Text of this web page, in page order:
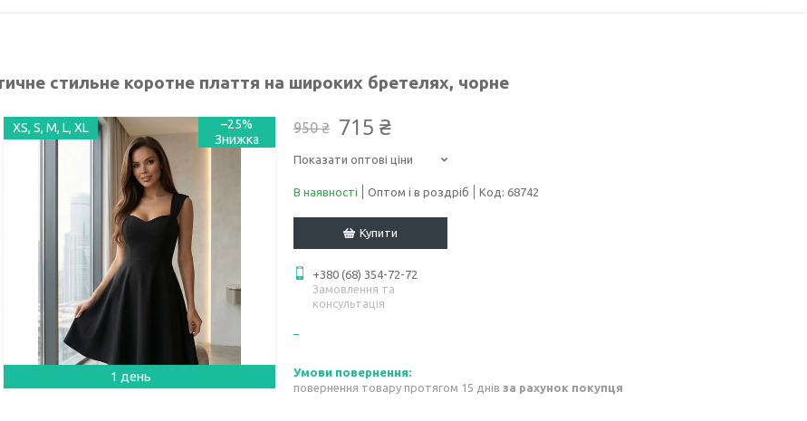
стильне коротне плаття на широких бретелях, чорне
XS, S, M, L, XL –25%
1 день
950 ₴ 715 ₴
Показати оптові ціни
В наявності Оптом і в роздріб Код: 68742
Купити
+380 (68) 354-72-72
Замовлення та
консультація
повернення товару протягом 15 днів за рахунок покупця